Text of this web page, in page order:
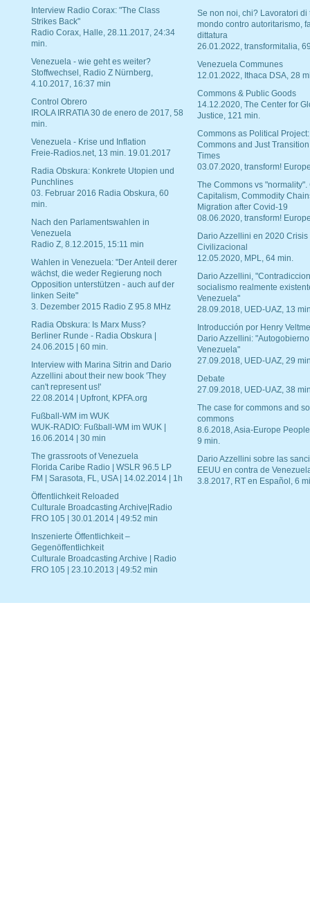
Interview Radio Corax: "The Class
Strikes Back"
Radio Corax, Halle, 28.11.2017, 24:34
min.
Venezuela - wie geht es weiter?
Stoffwechsel, Radio Z Nürnberg,
4.10.2017, 16:37 min
Control Obrero
IROLA IRRATIA 30 de enero de 2017, 58
min.
Venezuela - Krise und Inflation
Freie-Radios.net, 13 min. 19.01.2017
Radia Obskura: Konkrete Utopien und
Punchlines
03. Februar 2016 Radia Obskura, 60
min.
Nach den Parlamentswahlen in
Venezuela
Radio Z, 8.12.2015, 15:11 min
Wahlen in Venezuela: "Der Anteil derer
wächst, die weder Regierung noch
Opposition unterstützen - auch auf der
linken Seite"
3. Dezember 2015 Radio Z 95.8 MHz
Radia Obskura: Is Marx Muss?
Berliner Runde - Radia Obskura |
24.06.2015 | 60 min.
Interview with Marina Sitrin and Dario
Azzellini about their new book 'They
can't represent us!'
22.08.2014 | Upfront, KPFA.org
Fußball-WM im WUK
WUK-RADIO: Fußball-WM im WUK |
16.06.2014 | 30 min
The grassroots of Venezuela
Florida Caribe Radio | WSLR 96.5 LP
FM | Sarasota, FL, USA | 14.02.2014 | 1h
Öffentlichkeit Reloaded
Culturale Broadcasting Archive|Radio
FRO 105 | 30.01.2014 | 49:52 min
Inszenierte Öffentlichkeit –
Gegenöffentlichkeit
Culturale Broadcasting Archive | Radio
FRO 105 | 23.10.2013 | 49:52 min
Se non noi, chi? Lavoratori di
mondo contro autoritarismo,
dittatura
26.01.2022, transformitalia,
Venezuela Communes
12.01.2022, Ithaca DSA, 28
Commons & Public Goods
14.12.2020, The Center for
Justice, 121 min.
Commons as Political Project:
Commons and Just
Times
03.07.2020, transform!
The Commons vs "normality".
Capitalism, Commodity
Migration after Covid-19
08.06.2020, transform!
Dario Azzellini en 2020 Crisis
Civilizacional
12.05.2020, MPL, 64 min.
Dario Azzellini,
socialismo realmente
Venezuela"
28.09.2018, UED-UAZ, 13
Introducción por Henry
Dario Azzellini:
Venezuela"
27.09.2018, UED-UAZ, 29
Debate
27.09.2018, UED-UAZ, 38
The case for commons and
commons
8.6.2018, Asia-Europe
9 min.
Dario Azzellini sobre las
EEUU en contra de
3.8.2017, RT en Español, 6